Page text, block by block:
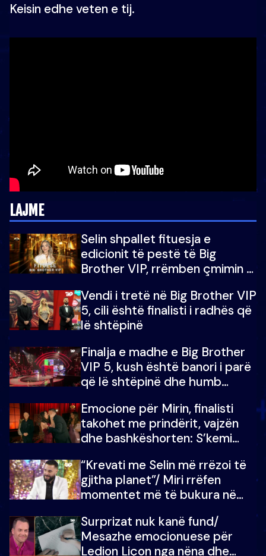
Keisin edhe veten e tij.
LAJME
Selin shpallet fituesja e
edicionit të pestë të Big
Brother VIP, rrëmben çmimin e
Vendi i tretë në Big Brother VIP
5, cili është finalisti i radhës që
lë shtëpinë
Finalja e madhe e Big Brother
VIP 5, kush është banori i parë
që lë shtëpinë dhe humb
çmimin e madh
Emocione për Mirin, finalisti
takohet me prindërit, vajzën
dhe bashkëshorten: S’kemi
“Krevati me Selin më rrëzoi të
gjitha planet”/ Miri rrëfen
momentet më të bukura në
mungojë zilja e mëngjesit kur…
Surprizat nuk kanë fund/
Mesazhe emocionuese për
Ledion Liçon nga nëna dhe